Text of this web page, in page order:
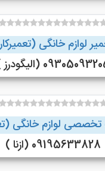
لوازم خانگی (تعمیرکار)
(الیگودرز )
لوازم خانگی
09195633828 (ازنا )